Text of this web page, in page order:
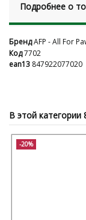
Подробнее о
БрендAFP - All For
Код7702
ean13 847922077020
В этой категории
-20%